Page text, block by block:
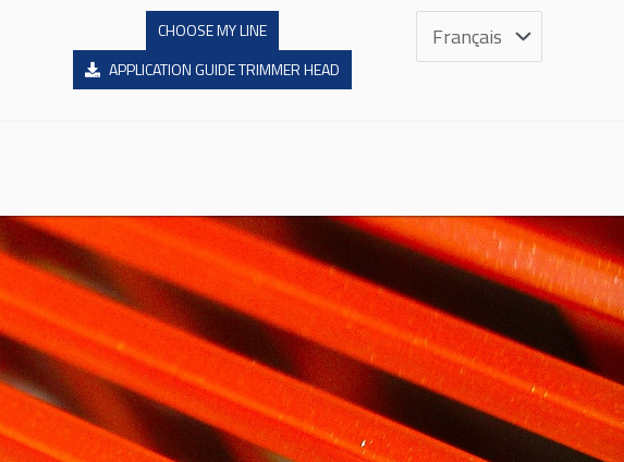
CHOOSE MY LINE
APPLICATION GUIDE TRIMMER HEAD
Sprache
auswählen